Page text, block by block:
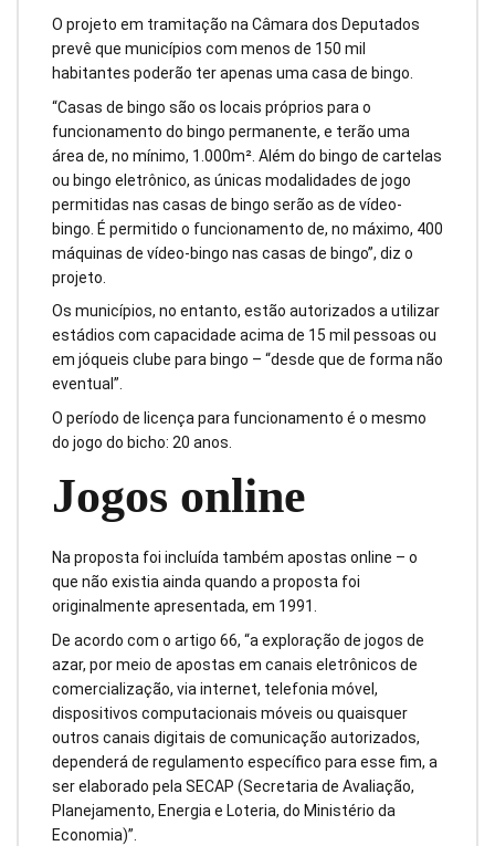
O projeto em tramitação na Câmara dos Deputados
prevê que municípios com menos de 150 mil
habitantes poderão ter apenas uma casa de bingo.
“Casas de bingo são os locais próprios para o
funcionamento do bingo permanente, e terão uma
área de, no mínimo, 1.000m². Além do bingo de cartelas
ou bingo eletrônico, as únicas modalidades de jogo
permitidas nas casas de bingo serão as de vídeo-
bingo. É permitido o funcionamento de, no máximo, 400
máquinas de vídeo-bingo nas casas de bingo”, diz o
projeto.
Os municípios, no entanto, estão autorizados a utilizar
estádios com capacidade acima de 15 mil pessoas ou
em jóqueis clube para bingo – “desde que de forma não
eventual”.
O período de licença para funcionamento é o mesmo
do jogo do bicho: 20 anos.
Jogos online
Na proposta foi incluída também apostas online – o
que não existia ainda quando a proposta foi
originalmente apresentada, em 1991.
De acordo com o artigo 66, “a exploração de jogos de
azar, por meio de apostas em canais eletrônicos de
comercialização, via internet, telefonia móvel,
dispositivos computacionais móveis ou quaisquer
outros canais digitais de comunicação autorizados,
dependerá de regulamento específico para esse fim, a
ser elaborado pela SECAP (Secretaria de Avaliação,
Planejamento, Energia e Loteria, do Ministério da
Economia)”.